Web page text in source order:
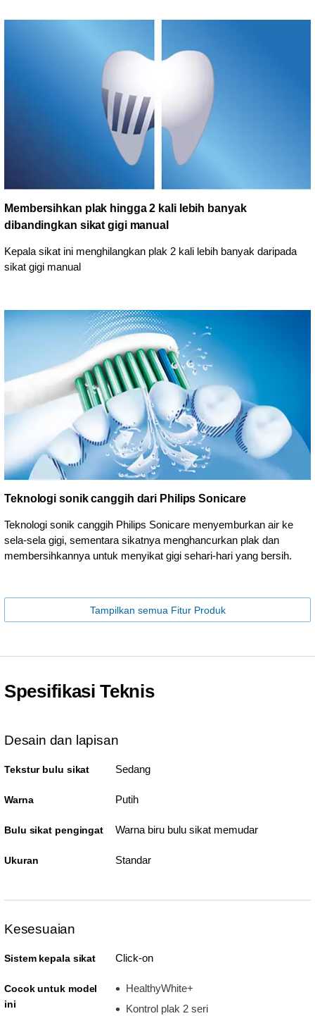
Membersihkan plak hingga 2 kali lebih banyak
dibandingkan sikat gigi manual
Kepala sikat ini menghilangkan plak 2 kali lebih banyak daripada
sikat gigi manual
Teknologi sonik canggih dari Philips Sonicare
Teknologi sonik canggih Philips Sonicare menyemburkan air ke
sela-sela gigi, sementara sikatnya menghancurkan plak dan
membersihkannya untuk menyikat gigi sehari-hari yang bersih.
Tampilkan semua Fitur Produk
Spesifikasi Teknis
Desain dan lapisan
Tekstur bulu sikat Sedang
Warna Putih
Bulu sikat pengingat Warna biru bulu sikat memudar
Ukuran Standar
Kesesuaian
Sistem kepala sikat Click-on
Cocok untuk model
ini
HealthyWhite+
Kontrol plak 2 seri